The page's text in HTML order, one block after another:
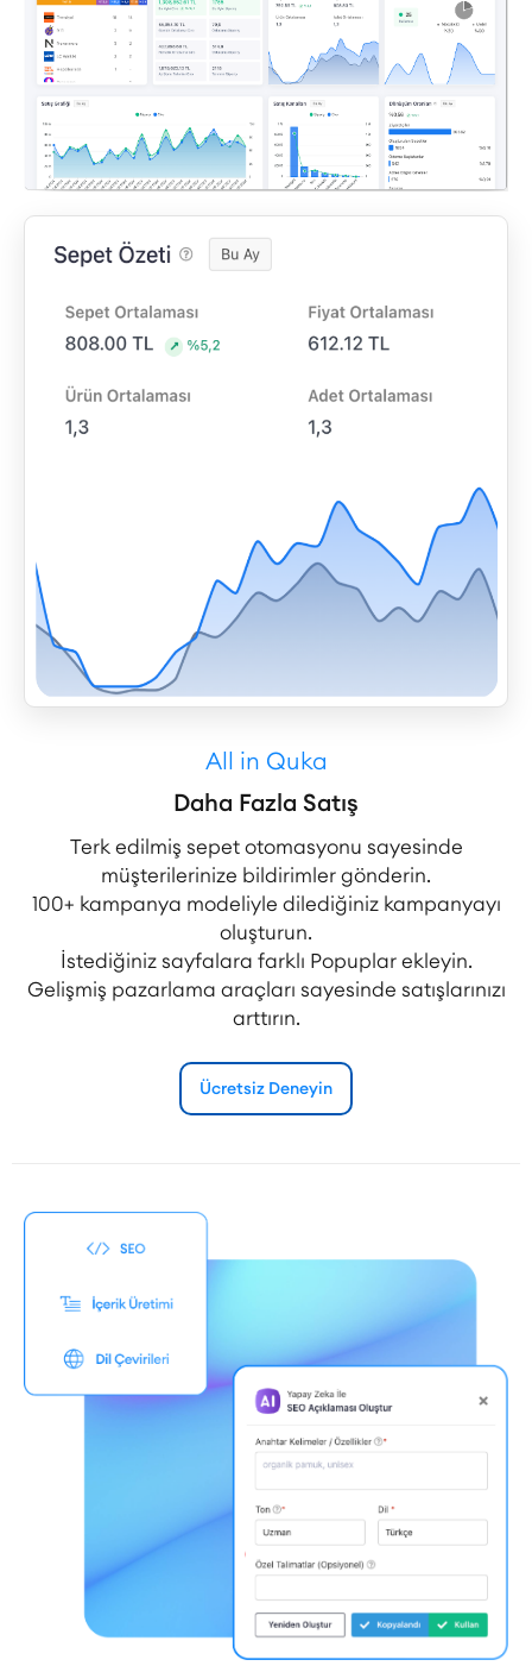
All in Quka
Daha Fazla Satış
Terk edilmiş sepet otomasyonu sayesinde
müşterilerinize bildirimler gönderin.
100+ kampanya modeliyle dilediğiniz kampanyayı
oluşturun.
İstediğiniz sayfalara farklı Popuplar ekleyin.
Gelişmiş pazarlama araçları sayesinde satışlarınızı
arttırın.
Ücretsiz Deneyin